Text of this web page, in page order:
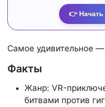
👉
Самое удивительное —
Факты
Жанр: VR-
битвами против